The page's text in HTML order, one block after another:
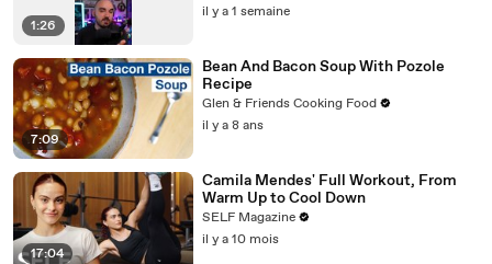
1:26
il y a 1 semaine
7:09
Bean And Bacon Soup With Pozole
Recipe
Glen & Friends Cooking Food
il y a 8 ans
17:04
Camila Mendes' Full Workout, From
Warm Up to Cool Down
SELF Magazine
il y a 10 mois